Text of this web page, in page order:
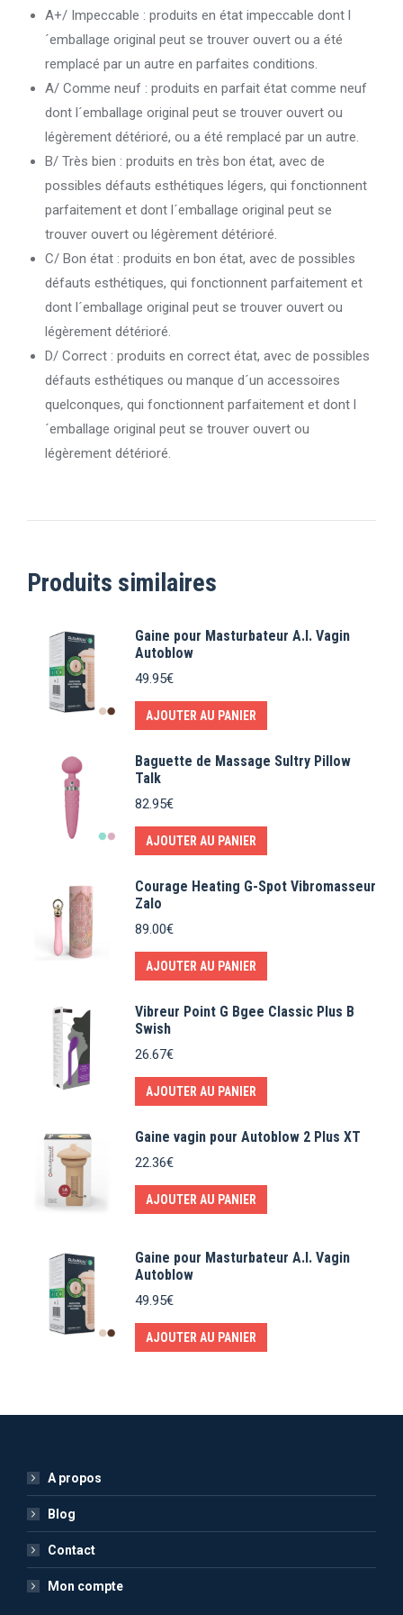
A+/ Impeccable : produits en état impeccable dont l
´emballage original peut se trouver ouvert ou a été
remplacé par un autre en parfaites conditions.
A/ Comme neuf : produits en parfait état comme neuf
dont l´emballage original peut se trouver ouvert ou
légèrement détérioré, ou a été remplacé par un autre.
B/ Très bien : produits en très bon état, avec de
possibles défauts esthétiques légers, qui fonctionnent
parfaitement et dont l´emballage original peut se
trouver ouvert ou légèrement détérioré.
C/ Bon état : produits en bon état, avec de possibles
défauts esthétiques, qui fonctionnent parfaitement et
dont l´emballage original peut se trouver ouvert ou
légèrement détérioré.
D/ Correct : produits en correct état, avec de possibles
défauts esthétiques ou manque d´un accessoires
quelconques, qui fonctionnent parfaitement et dont l
´emballage original peut se trouver ouvert ou
légèrement détérioré.
Produits similaires
Gaine pour Masturbateur A.I. Vagin
Autoblow
49.95€
AJOUTER AU PANIER
Baguette de Massage Sultry Pillow
Talk
82.95€
AJOUTER AU PANIER
Courage Heating G-Spot Vibromasseur
Zalo
89.00€
AJOUTER AU PANIER
Vibreur Point G Bgee Classic Plus B
Swish
26.67€
AJOUTER AU PANIER
Gaine vagin pour Autoblow 2 Plus XT
22.36€
AJOUTER AU PANIER
Gaine pour Masturbateur A.I. Vagin
Autoblow
49.95€
AJOUTER AU PANIER
A propos
Blog
Contact
Mon compte